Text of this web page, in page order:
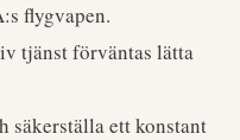
flygvapen.
tjänst förväntas lätta
säkerställa ett konstant